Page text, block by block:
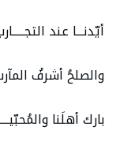
أيّدنـــا عند
والصلحُ أشرفُ
بارك أهلَنا